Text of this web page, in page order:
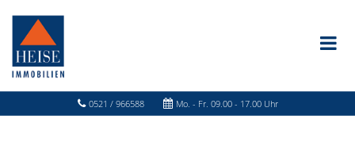
0521 / 966588 Mo. - Fr. 09.00 - 17.00 Uhr